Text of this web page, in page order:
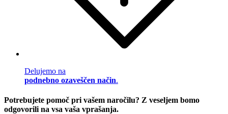
Delujemo na
podnebno ozaveščen način.
Potrebujete pomoč pri vašem naročilu? Z veseljem bomo
odgovorili na vsa vaša vprašanja.